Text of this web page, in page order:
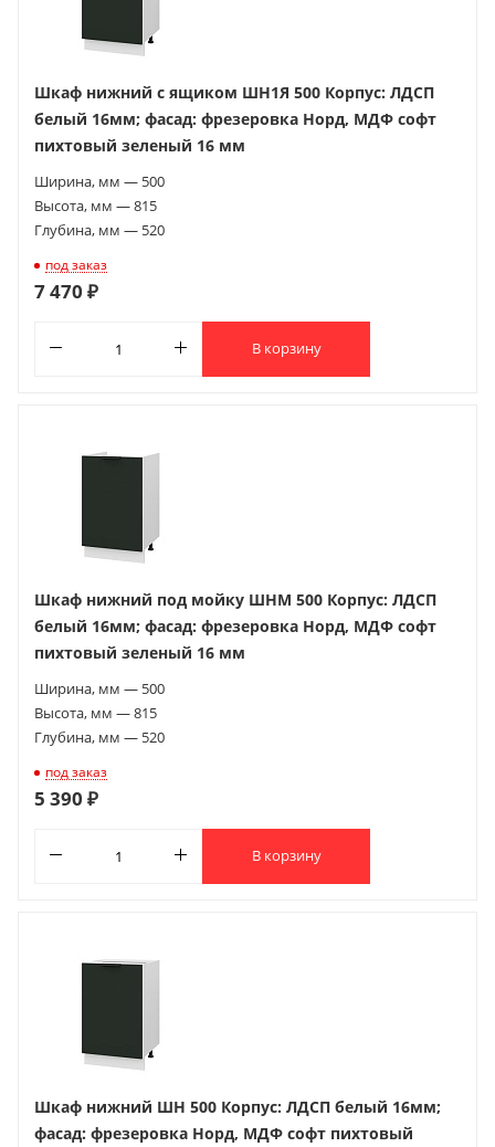
Шкаф нижний с ящиком ШН1Я 500 Корпус: ЛДСП
белый 16мм; фасад: фрезеровка Норд, МДФ софт
пихтовый зеленый 16 мм
Ширина, мм — 500
Высота, мм — 815
Глубина, мм — 520
под заказ
7 470 ₽
В корзину
Шкаф нижний под мойку ШНМ 500 Корпус: ЛДСП
белый 16мм; фасад: фрезеровка Норд, МДФ софт
пихтовый зеленый 16 мм
Ширина, мм — 500
Высота, мм — 815
Глубина, мм — 520
под заказ
5 390 ₽
В корзину
Шкаф нижний ШН 500 Корпус: ЛДСП белый 16мм;
фасад: фрезеровка Норд, МДФ софт пихтовый